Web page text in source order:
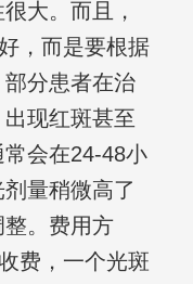
大。而且，
，而是要根据
分患者在治
现红斑甚至
会在24-48小
量稍微高了
。费用方
费，一个光斑